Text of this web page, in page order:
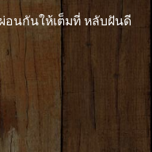
นกันให้เต็มที่ หลับฝันดี